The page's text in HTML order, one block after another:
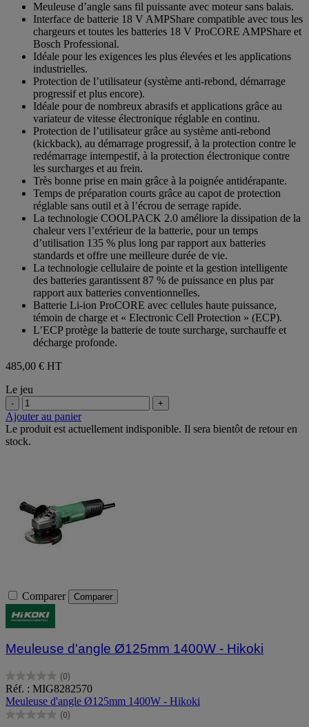
étoiles.
Meuleuse d’angle sans fil puissante avec moteur sans balais.
Interface de batterie 18 V AMPShare compatible avec tous les
chargeurs et toutes les batteries 18 V ProCORE AMPShare et
Bosch Professional.
Idéale pour les exigences les plus élevées et les applications
industrielles.
Protection de l’utilisateur (système anti-rebond, démarrage
progressif et plus encore).
Idéale pour de nombreux abrasifs et applications grâce au
variateur de vitesse électronique réglable en continu.
Protection de l’utilisateur grâce au système anti-rebond
(kickback), au démarrage progressif, à la protection contre le
redémarrage intempestif, à la protection électronique contre
les surcharges et au frein.
Très bonne prise en main grâce à la poignée antidérapante.
Temps de préparation courts grâce au capot de protection
réglable sans outil et à l’écrou de serrage rapide.
La technologie COOLPACK 2.0 améliore la dissipation de la
chaleur vers l’extérieur de la batterie, pour un temps
d’utilisation 135 % plus long par rapport aux batteries
standards et offre une meilleure durée de vie.
La technologie cellulaire de pointe et la gestion intelligente
des batteries garantissent 87 % de puissance en plus par
rapport aux batteries conventionnelles.
Batterie Li-ion ProCORE avec cellules haute puissance,
témoin de charge et « Electronic Cell Protection » (ECP).
L’ECP protège la batterie de toute surcharge, surchauffe et
décharge profonde.
485,00 € HT
Le jeu
- +
Ajouter au panier
Le produit est actuellement indisponible. Il sera bientôt de retour en
stock.
Comparer Comparer
Meuleuse d'angle Ø125mm 1400W - Hikoki
(0)
0.0
sur
5
étoiles.
Réf. : MIG8282570
Meuleuse d'angle Ø125mm 1400W - Hikoki
(0)
0.0